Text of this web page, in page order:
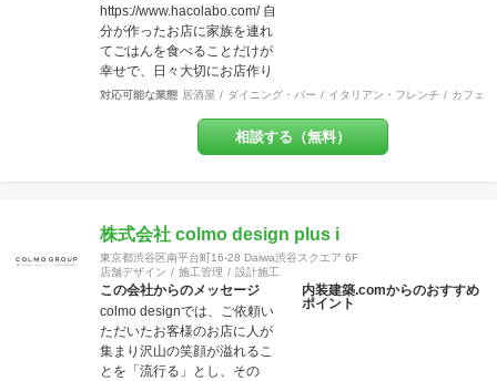
ＵＳＥＮやサカイ引越センタ
ーとの提携企業でございます
ので工事のみならず、その他
のご要望にもご対応させてい
ただく事も可能です。 【特
スマイル 協賛店 【受賞歴】 ・
千葉市都市文化賞2020 カ
Top Topics 特集作品 マン
ションリノベーション工事物
件 選出 ・『小さなベーカリ
ー&焼き菓子店のデザイン』単
行本 全国で愛される１０
０軒 ベーカリー店舗新装
工事物件 選出
を整えています。 【許認可】
一級建築士事務所、一般建設
業、特定建設業（本社）、宅
地建物取引業（本社）
https://www.hacolabo.com/ 自
分が作ったお店に家族を連れ
てごはんを食べることだけが
幸せで、日々大切にお店作り
をしております◎ 飲食店専門
担当者がデザイン設計施工メ
ンテナンスまで一気通貫で行
「+1」の感動を提供致しま
す。 あれも！これも！やりた
い事を一緒になって整理し 異
業種のデザイナー達がお客様
の創造を膨らませ 理想を超え
るお店を設計し、作り上げま
す。 対応エリア：神奈川県全
域 東京都23区 東京都多摩
対応可能な業態 居酒屋 ダイニング・バー イタリアン・フレンチ カフェ
相談する（無料）
株式会社 colmo design plus i
東京都渋谷区南平台町16-28 Daiwa渋谷スクエア 6F
店舗デザイン
施工管理 設計施工
この会社からのメッセージ
colmo designでは、ご依頼い
ただいたお客様のお店に人が
集まり沢山の笑顔が溢れるこ
とを「流行る」とし、その
内装建築.comからのおすすめ
ポイント